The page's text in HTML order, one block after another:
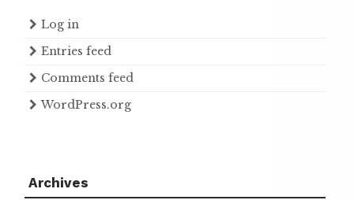
Log in
Entries feed
Comments feed
WordPress.org
Archives